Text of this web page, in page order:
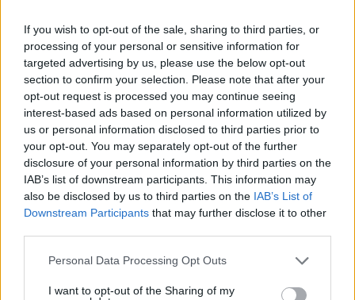
If you wish to opt-out of the sale, sharing to third parties, or
processing of your personal or sensitive information for
targeted advertising by us, please use the below opt-out
section to confirm your selection. Please note that after your
opt-out request is processed you may continue seeing
interest-based ads based on personal information utilized by
us or personal information disclosed to third parties prior to
your opt-out. You may separately opt-out of the further
disclosure of your personal information by third parties on the
IAB’s list of downstream participants. This information may
also be disclosed by us to third parties on the IAB’s List of
Downstream Participants that may further disclose it to other
Please note that this website/app uses one or more Google
not limited to your visit or usage behaviour. You may click to
Personal Data Processing Opt Outs
I want to opt-out of the Sharing of my
αποτυχημένη επέμβαση για μούσια στην
Κωνσταντινούπολη
Φλώρινα: Ελεύθερος ο 53χρονος ξενοδόχος -
Συνεχίζεται η έρευνα με εντολή εισαγγελέα
Ακολουθήστε το protothema.gr στο Google News
και μάθετε πρώτοι όλες τις ειδήσεις
Protothema.gr